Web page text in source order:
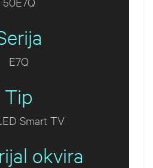
E7Q
Tip
Smart TV
okvira